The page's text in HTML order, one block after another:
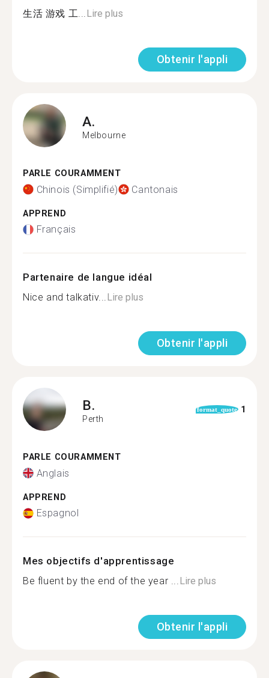
生活 游戏 工...Lire plus
Obtenir l'appli
A.
Melbourne
PARLE COURAMMENT
Chinois (Simplifié) Cantonais
APPREND
Français
Partenaire de langue idéal
Nice and talkativ...Lire plus
Obtenir l'appli
B.
Perth
format_quote 1
PARLE COURAMMENT
Anglais
APPREND
Espagnol
Mes objectifs d'apprentissage
Be fluent by the end of the year ...Lire plus
Obtenir l'appli